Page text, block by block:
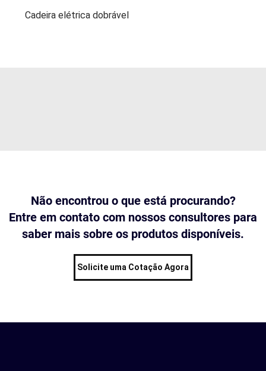
Cadeira elétrica dobrável
Não encontrou o que está procurando?
Entre em contato com nossos consultores para
saber mais sobre os produtos disponíveis.
Solicite uma Cotação Agora